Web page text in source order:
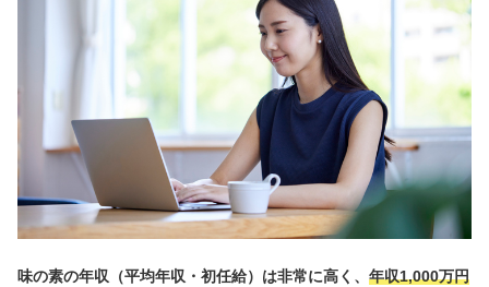
味の素の年収（平均年収・初任給）は非常に高く、 年収1,000万円